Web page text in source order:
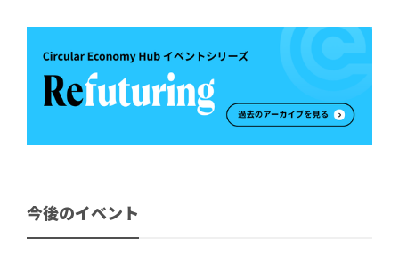
今後のイベント